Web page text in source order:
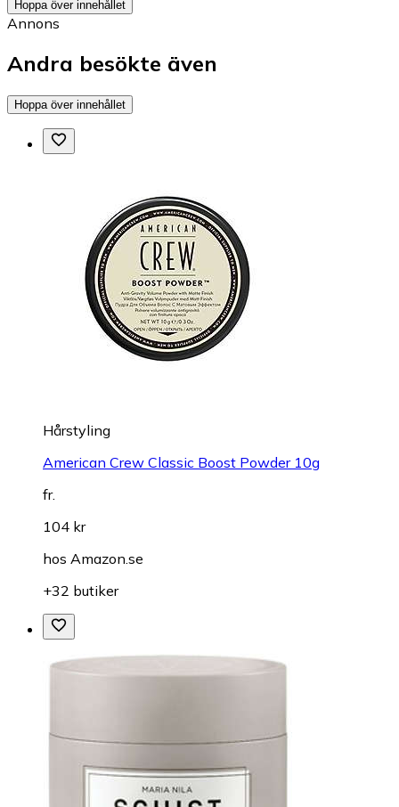
Hoppa över innehållet
Annons
Andra besökte även
Hoppa över innehållet
Hårstyling
American Crew Classic Boost Powder 10g
fr.
104 kr
hos Amazon.se
+32 butiker